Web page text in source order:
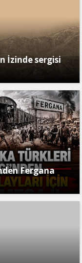
İzinde sergisi
Fergana